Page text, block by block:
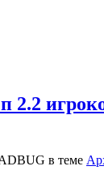
2.2
в теме